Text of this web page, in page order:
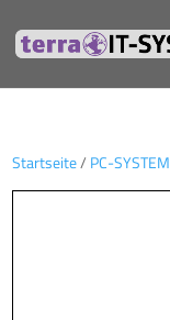
Startseite/ PC-SYSTEM